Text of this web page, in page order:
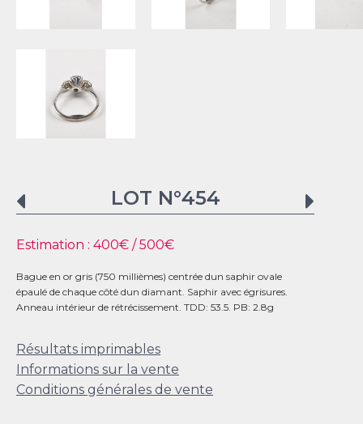
LOT N°454
Estimation : 400€ /500€
Bague en or gris (750 millièmes) centrée dun saphir ovale
épaulé de chaque côté dun diamant. Saphir avec égrisures.
Anneau intérieur de rétrécissement. TDD: 53.5. PB: 2.8g
Résultats imprimables
Informations sur la vente
Conditions générales de vente